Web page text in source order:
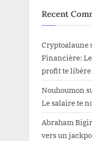
Recent
Cryptoalaune
Financière:
profit te libère
Nouhoumon
Le salaire te
Abraham
vers un